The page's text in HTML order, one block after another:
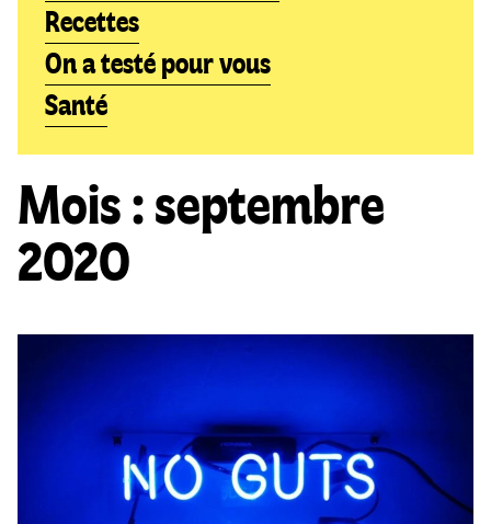
Mois :septembre
2020
Recettes
On a testé pour vous
Santé